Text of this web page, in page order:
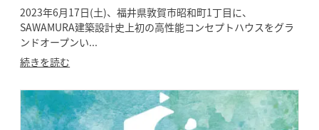
2023年6月17日(土)、福井県敦賀市昭和町1丁目に、
SAWAMURA建築設計史上初の高性能コンセプトハウスをグラ
ンドオープンい...
続きを読む